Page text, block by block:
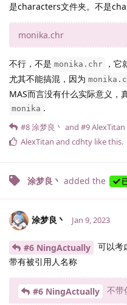
是characters文件夹。不是
monika.chr
不行，不是 monika.chr ，它
尤其不能搞混，因为
MAS而言没有什么实际意义，
monika .
#8涂梦良丶 and #9AlexTitan
AlexTitan and cdhty like this.
涂梦良丶 added the
涂梦良丶 Jan 9, 2023
#6 NingActually
可以考
带有被引用人名称
#6 NingActually 不带